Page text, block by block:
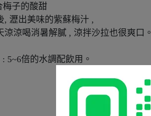
梅子的酸甜
, 瀝出美味的紫蘇梅汁 ,
涼喝消暑解膩 , 涼拌沙拉也很爽口。
5~6倍的水調配飲用。